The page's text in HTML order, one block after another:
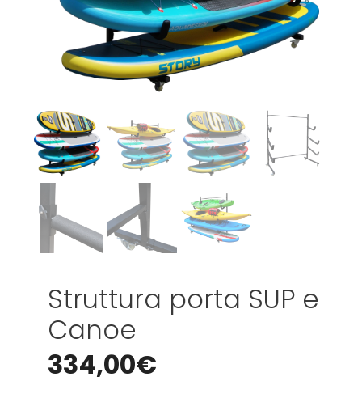
Struttura porta SUP e
Canoe
334,00€